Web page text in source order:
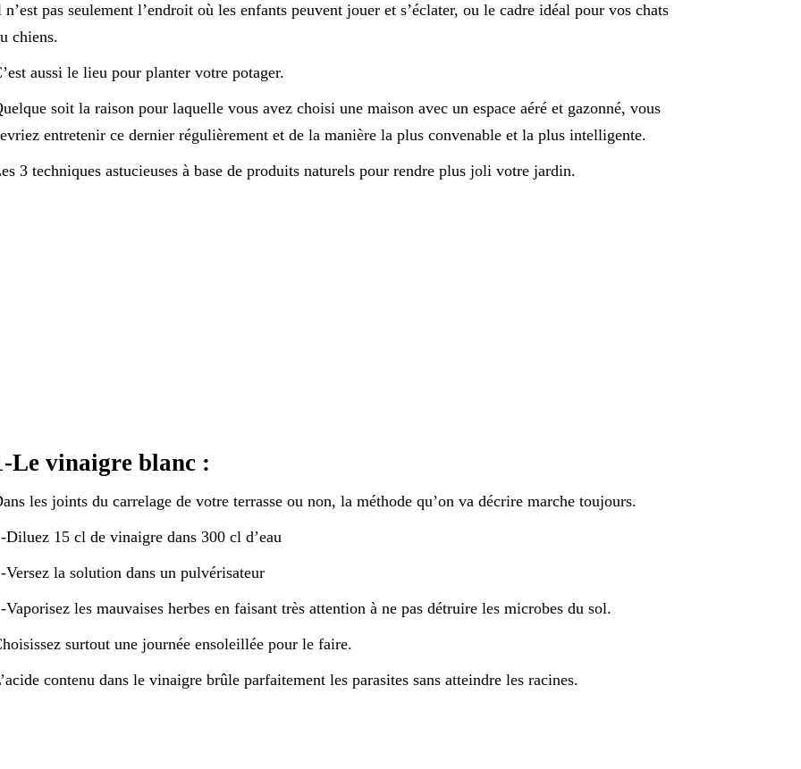
n’est pas seulement l’endroit où les enfants peuvent jouer et s’éclater, ou le cadre idéal pour vos chats
chiens.
aussi le lieu pour planter votre potager.
soit la raison pour laquelle vous avez choisi une maison avec un espace aéré et gazonné, vous
entretenir ce dernier régulièrement et de la manière la plus convenable et la plus intelligente.
3 techniques astucieuses à base de produits naturels pour rendre plus joli votre jardin.
Le vinaigre blanc :
les joints du carrelage de votre terrasse ou non, la méthode qu’on va décrire marche toujours.
-Diluez 15 cl de vinaigre dans 300 cl d’eau
-Versez la solution dans un pulvérisateur
-Vaporisez les mauvaises herbes en faisant très attention à ne pas détruire les microbes du sol.
surtout une journée ensoleillée pour le faire.
contenu dans le vinaigre brûle parfaitement les parasites sans atteindre les racines.